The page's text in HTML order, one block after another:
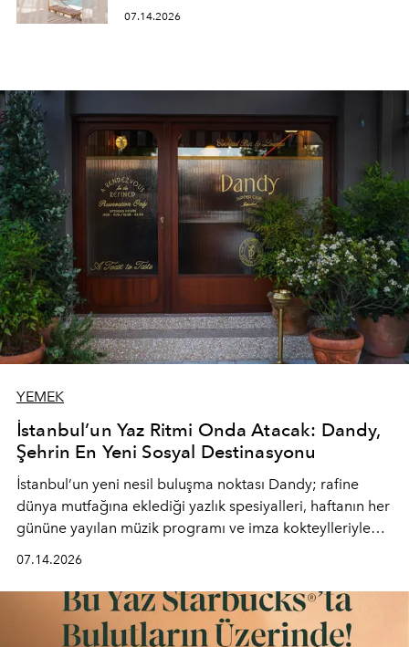
07.14.2026
YEMEK
İstanbul’un Yaz Ritmi Onda Atacak: Dandy,
Şehrin En Yeni Sosyal Destinasyonu
İstanbul’un yeni nesil buluşma noktası Dandy; rafine
dünya mutfağına eklediği yazlık spesiyalleri, haftanın her
gününe yayılan müzik programı ve imza kokteylleriyle
lüks" anlayışıyla buluşturan mekan; gurme lezzetleri, iyi
müziği ve açık havadaki özel puro alanını tek bir çatı
altında sunuyor.
07.14.2026